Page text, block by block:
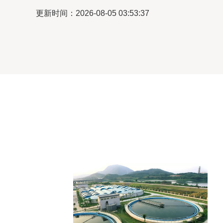
更新时间：2026-08-05 03:53:37